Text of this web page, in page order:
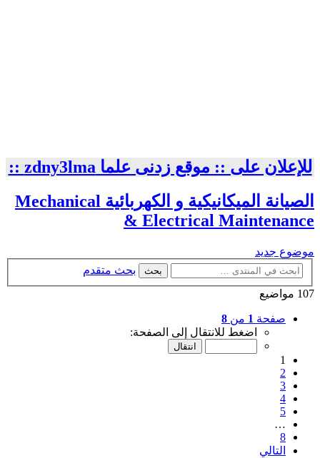
للإعلان على :: موقع زدنى علما zdny3lma ::
الصيانة الميكانيكية و الكهربائية Mechanical
& Electrical Maintenance
موضوع جديد
بحث
بحث متقدم
107 مواضيع
صفحة 1 من 8
اضغط للانتقال إلى الصفحة:
1
2
3
4
5
…
8
التالي